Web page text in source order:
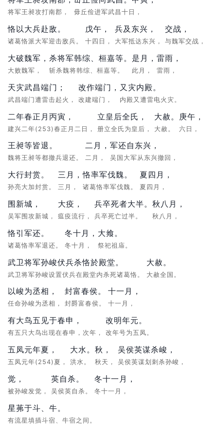
将军王昶攻打南郡， 毋丘俭进军武昌十日，
恪以大兵赴敌。
诸葛恪派大军迎击敌兵。
戊午，
十四日，
兵及东兴，
大军抵达东兴，
交战，
与魏军交战，
大破魏军，
大败魏军，
杀将军韩综、桓嘉等。
斩杀魏将韩综、桓嘉等。
是月，
此月，
雷雨，
雷雨，
天灾武昌端门；
武昌端门遭雷击起火，
改作端门，
改建端门，
又灾内殿。
内殿又遭雷电火灾。
二年春正月丙寅，
建兴二年(253)春正月二日，
立皇后全氏，
册立全氏为皇后，
大赦。
大赦。
庚午，
六日，
王昶等皆退。
魏将王昶等都撤兵退还。
二月，
二月，
军还自东兴，
吴国大军从东兴撤回，
大行封赏。
孙亮大加封赏。
三月，
三月，
恪率军伐魏。
诸葛恪率军伐魏。
夏四月，
夏四月，
围新城，
吴军围攻新城，
大疫，
瘟疫流行，
兵卒死者大半。
兵卒死亡过半。
秋八月，
秋八月，
恪引军还。
诸葛恪率军退还。
冬十月，
冬十月，
大飨。
祭祀祖庙。
武卫将军孙峻伏兵杀恪於殿堂。
武卫将军孙峻设置伏兵在殿堂内杀死诸葛恪。
大赦。
大赦全国。
以峻为丞相，
任命孙峻为丞相，
封富春侯。
封爵富春侯。
十一月，
十一月，
有大鸟五见于春申，
有五只大鸟出现在春申，次年，
改明年元。
改年号为五凤。
五凤元年夏，
五凤元年(254)夏，
大水。
洪水。
秋，
秋天，
吴侯英谋杀峻，
吴侯英谋划刺杀孙峻，
觉，
被孙峻发觉，
英自杀。
吴侯英自杀。
冬十一月，
冬十一月，
星茀于斗、牛。
有流星填插斗宿、牛宿之间。